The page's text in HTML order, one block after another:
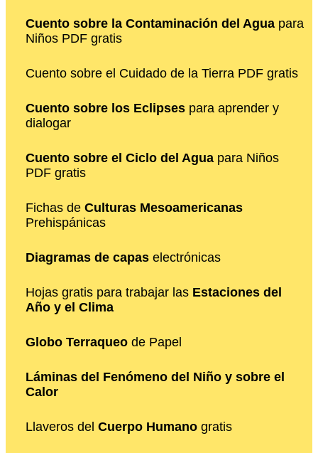
Cuento sobre la Contaminación del Agua para
Niños PDF gratis
Cuento sobre el Cuidado de la Tierra PDF gratis
Cuento sobre los Eclipses para aprender y
dialogar
Cuento sobre el Ciclo del Agua para Niños
PDF gratis
Fichas de Culturas Mesoamericanas
Prehispánicas
Diagramas de capas electrónicas
Hojas gratis para trabajar las Estaciones del
Año y el Clima
Globo Terraqueo de Papel
Láminas del Fenómeno del Niño y sobre el
Calor
Llaveros del Cuerpo Humano gratis